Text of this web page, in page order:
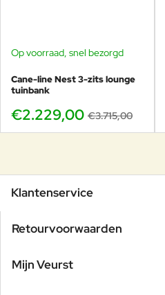
-40%
Op voorraad, snel bezorgd
Cane-line Nest 3-zits lounge
tuinbank
€2.229,00 €3.715,00
Klantenservice
Retourvoorwaarden
Mijn Veurst